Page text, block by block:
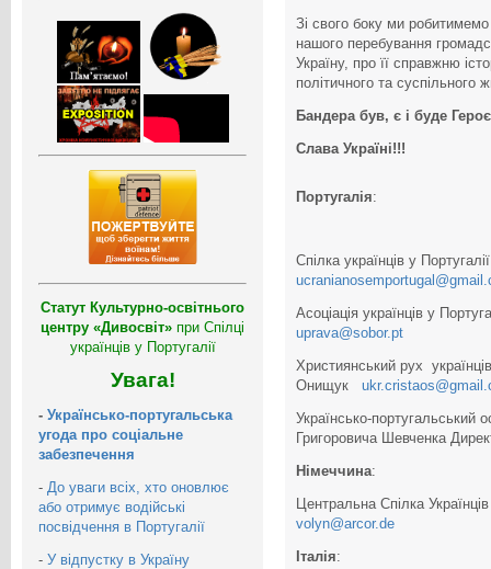
Статут Культурно-освітнього
центру «Дивосвіт» при Спілці
українців у Португалії
Увага!
- Українсько-португальська
угода про соціальне
забезпечення
- До уваги всіх, хто оновлює
або отримує водійські
посвідчення в Португалії
- У відпустку в Україну
Зі свого боку ми
нашого перебування
Україну, про її справжню
політичного та суспільного
Бандера був, є і буде
Слава Україні!!!
Португалія:
Спілка українців у
Асоціація українців у
uprava@sobor.pt
Християнський рух
Онищук
Українсько-португальський
Григоровича Шевченка
Німеччина:
Центральна Спілка
volyn@arcor.de
Італія: